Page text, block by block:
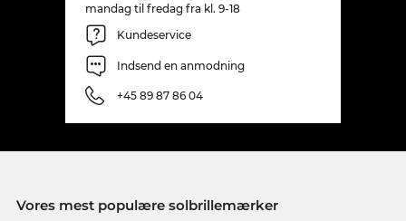
mandag til fredag fra kl. 9-18
Kundeservice
Indsend en anmodning
+45 89 87 86 04
Vores mest populære solbrillemærker